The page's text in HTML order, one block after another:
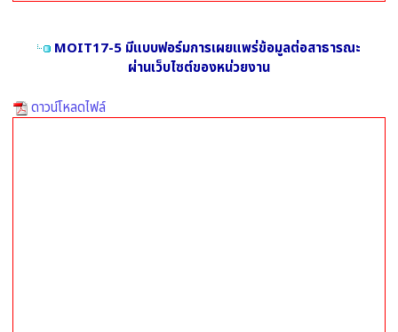
MOIT17-5 มีแบบฟอร์มการเผยแพร่ข้อมูลต่อสาธารณะ
ผ่านเว็บไซต์ของหน่วยงาน
ดาวน์โหลดไฟล์